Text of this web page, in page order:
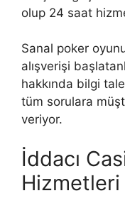
olup 24 saat
Sanal poker
alışverişi
hakkında bilgi
tüm sorulara
veriyor.
İddacı
Hizmetleri